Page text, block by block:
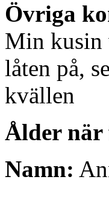
Övriga
Min kusin
låten på,
kvällen
Ålder när
Namn: